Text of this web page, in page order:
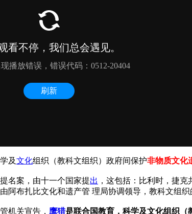
及文化组织（教科文组织）政府间保护非物质文化
名案，由十一个国家提出 ，这包括：比利时，捷
阿布扎比文化和遗产管 理局协调领导，教科文组
机关宣告， 鹰猎是联合国教育，科学及文化组织（